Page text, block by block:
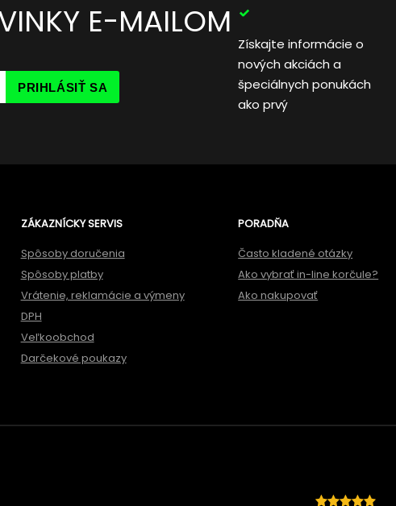
E-MAILOM
PRIHLÁSIŤ SA
Získajte informácie o
nových akciách a
špeciálnych ponukách
ako prvý
ZÁKAZNÍCKY SERVIS
Spôsoby doručenia
Spôsoby platby
Vrátenie, reklamácie a výmeny
DPH
Veľkoobchod
Darčekové poukazy
PORADŇA
Často kladené otázky
Ako vybrať in-line korčule?
Ako nakupovať